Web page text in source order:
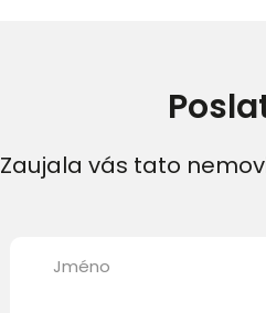
Zaujala vás tato
Jméno